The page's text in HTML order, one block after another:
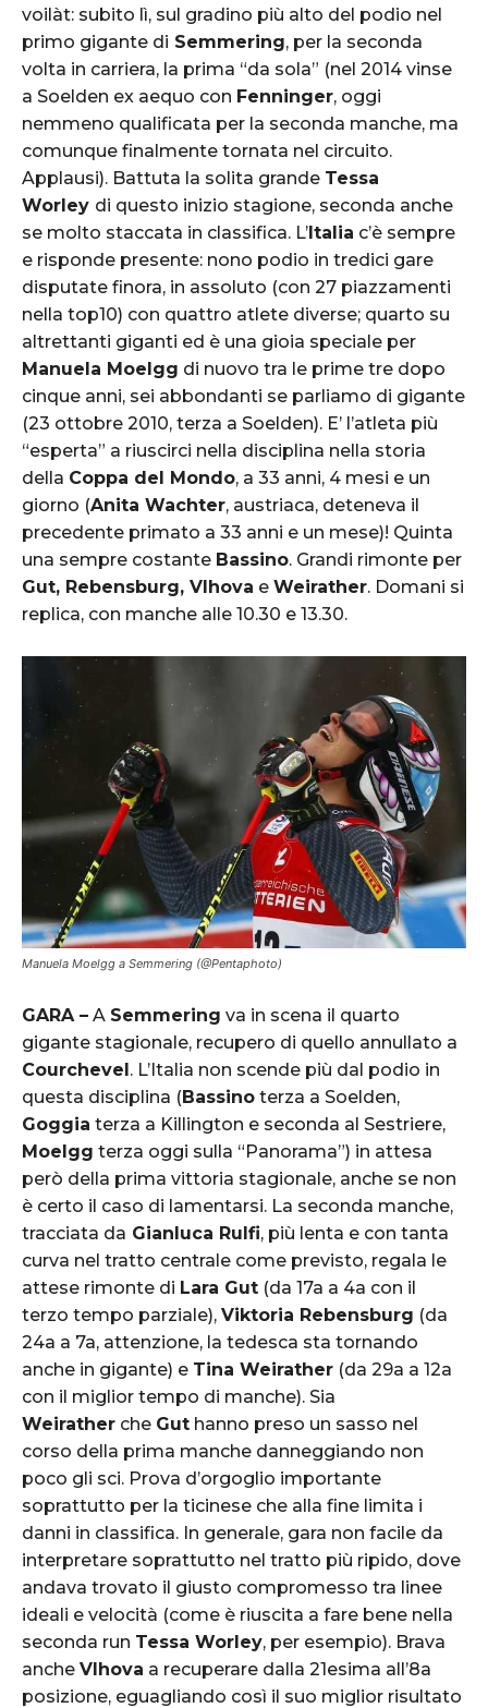
voilàt: subito lì, sul gradino più alto del podio nel
primo gigante di Semmering, per la seconda
volta in carriera, la prima “da sola” (nel 2014 vinse
a Soelden ex aequo con Fenninger, oggi
nemmeno qualificata per la seconda manche, ma
comunque finalmente tornata nel circuito.
Applausi). Battuta la solita grande Tessa
Worley di questo inizio stagione, seconda anche
se molto staccata in classifica. L’Italia c’è sempre
e risponde presente: nono podio in tredici gare
disputate finora, in assoluto (con 27 piazzamenti
nella top10) con quattro atlete diverse; quarto su
altrettanti giganti ed è una gioia speciale per
Manuela Moelgg di nuovo tra le prime tre dopo
cinque anni, sei abbondanti se parliamo di gigante
(23 ottobre 2010, terza a Soelden). E’ l’atleta più
“esperta” a riuscirci nella disciplina nella storia
della Coppa del Mondo, a 33 anni, 4 mesi e un
giorno (Anita Wachter, austriaca, deteneva il
precedente primato a 33 anni e un mese)! Quinta
una sempre costante Bassino. Grandi rimonte per
Gut, Rebensburg, Vlhova e Weirather. Domani si
replica, con manche alle 10.30 e 13.30.
Manuela Moelgg a Semmering (@Pentaphoto)
GARA – A Semmering va in scena il quarto
gigante stagionale, recupero di quello annullato a
Courchevel. L’Italia non scende più dal podio in
questa disciplina (Bassino terza a Soelden,
Goggia terza a Killington e seconda al Sestriere,
Moelgg terza oggi sulla “Panorama”) in attesa
però della prima vittoria stagionale, anche se non
è certo il caso di lamentarsi. La seconda manche,
tracciata da Gianluca Rulfi, più lenta e con tanta
curva nel tratto centrale come previsto, regala le
attese rimonte di Lara Gut (da 17a a 4a con il
terzo tempo parziale), Viktoria Rebensburg (da
24a a 7a, attenzione, la tedesca sta tornando
anche in gigante) e Tina Weirather (da 29a a 12a
con il miglior tempo di manche). Sia
Weirather che Gut hanno preso un sasso nel
corso della prima manche danneggiando non
poco gli sci. Prova d’orgoglio importante
soprattutto per la ticinese che alla fine limita i
danni in classifica. In generale, gara non facile da
interpretare soprattutto nel tratto più ripido, dove
andava trovato il giusto compromesso tra linee
ideali e velocità (come è riuscita a fare bene nella
seconda run Tessa Worley, per esempio). Brava
anche Vlhova a recuperare dalla 21esima all’8a
posizione, eguagliando così il suo miglior risultato